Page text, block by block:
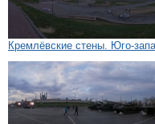
Кремлёвские стены. Юго-